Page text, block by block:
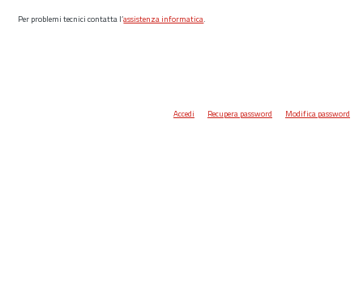
Per problemi tecnici contatta l’assistenza informatica.
Accedi Recupera password Modifica password